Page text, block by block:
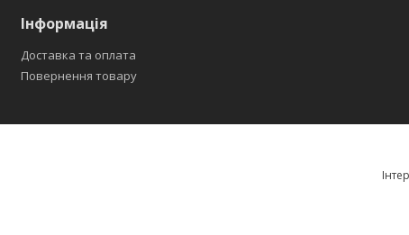
Інформація
Доставка та оплата
Повернення товару